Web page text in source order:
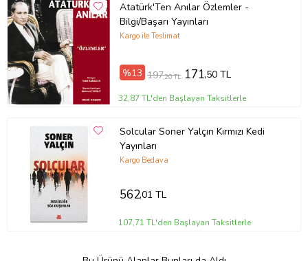
Atatürk'Ten Anılar Özlemler -
Bilgi/Başarı Yayınları
Kargo ile Teslimat
%13 197,20 TL 171,50 TL
32,87 TL'den Başlayan Taksitlerle
Solcular Soner Yalçın Kırmızı Kedi
Yayınları
Kargo Bedava
562,01 TL
107,71 TL'den Başlayan Taksitlerle